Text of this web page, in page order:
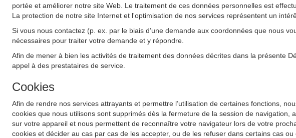
portée et améliorer notre site Web. Le traitement de ces données personnelles est
La protection de notre site Internet et l'optimisation de nos services représentent un
Si vous nous contactez (p. ex. par le biais d’une demande aux coordonnées que nous
nécessaires pour traiter votre demande et y répondre.
Afin de mener à bien les activités de traitement des données décrites dans la présente
appel à des prestataires de service.
Cookies
Afin de rendre nos services attrayants et permettre l’utilisation de certaines fonctions,
cookies que nous utilisons sont supprimés dès la fermeture de la session de
sur votre appareil et nous permettent de reconnaître votre navigateur lors de votre
cookies et décider au cas par cas de les accepter, ou de les refuser dans certains cas